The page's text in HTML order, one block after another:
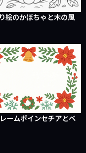
絵のかぼちゃと木の風
ームポインセチアとベ